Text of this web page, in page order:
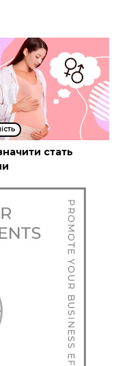
стать